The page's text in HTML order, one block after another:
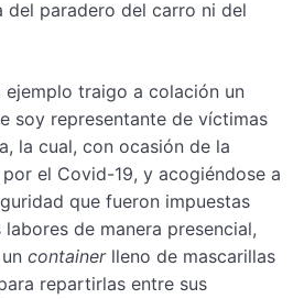
del paradero del carro ni del
traigo a colación un
soy representante de víctimas
la cual, con ocasión de la
el Covid-19, y acogiéndose a
que fueron impuestas
de manera presencial,
containerlleno de mascarillas
repartirlas entre sus